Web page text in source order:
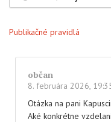
Publikačné pravidlá
občan
8. februára 2026,
Otázka na pani
Aké konkrétne